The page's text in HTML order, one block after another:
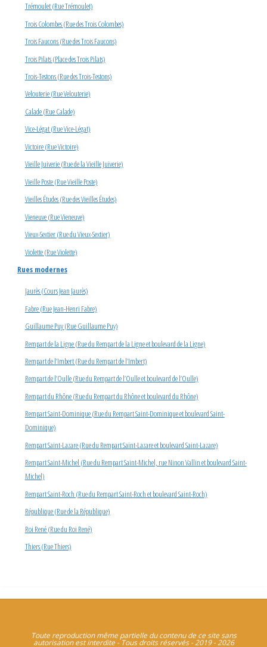
Trémoulet (Rue Trémoulet)
Trois Colombes (Rue des Trois Colombes)
Trois Faucons (Rue des Trois Faucons)
Trois Pilats (Place des Trois Pilats)
Trois-Testons (Rue des Trois-Testons)
Velouterie (Rue Velouterie)
Calade (Rue Calade)
Vice-Légat (Rue Vice-Légat)
Victoire (Rue Victoire)
Vieille Juiverie (Rue de la Vieille Juiverie)
Vieille Poste (Rue Vieille Poste)
Vieilles Études (Rue des Vieilles Études)
Vieneuve (Rue Vieneuve)
Vieux-Sextier (Rue du Vieux-Sextier)
Violette (Rue Violette)
Rues modernes
Jaurès (Cours Jean Jaurès)
Fabre (Rue Jean-Henri Fabre)
Guillaume Puy (Rue Guillaume Puy)
Rempart de la Ligne (Rue du Rempart de la Ligne et boulevard de la Ligne)
Rempart de l’Imbert (Rue du Rempart de l’Imbert)
Rempart de l’Oulle (Rue du Rempart de l’Oulle et boulevard de l’Oulle)
Rempart du Rhône (Rue du Rempart du Rhône et boulevard du Rhône)
Rempart Saint-Dominique (Rue du Rempart Saint-Dominique et boulevard Saint-
Dominique)
Rempart Saint-Lazare (Rue du Rempart Saint-Lazare et boulevard Saint-Lazare)
Rempart Saint-Michel (Rue du Rempart Saint-Michel, rue Ninon Vallin et boulevard Saint-
Michel)
Rempart Saint-Roch (Rue du Rempart Saint-Roch et boulevard Saint-Roch)
République (Rue de la République)
Roi René (Rue du Roi René)
Thiers (Rue Thiers)
Toute reproduction même partielle du contenu de ce site sans
autorisation est interdite - Tous droits réservés - 2019 - 2026